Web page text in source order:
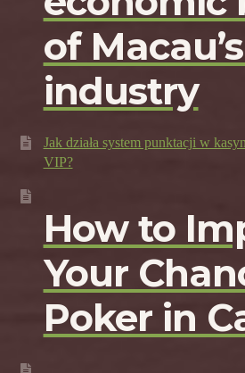
of
industry
Jak działa system punktacji w
VIP?
How to
Your
Poker in